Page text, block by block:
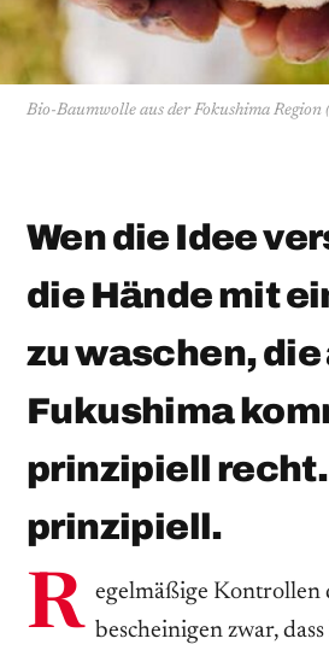
Bio-Baumwolle aus der Fokushima Region
Wen die Idee
die Hände mit
zu waschen, die
Fukushima
prinzipiell recht.
prinzipiell.
R egelmäßige Kontrollen
bescheinigen zwar,